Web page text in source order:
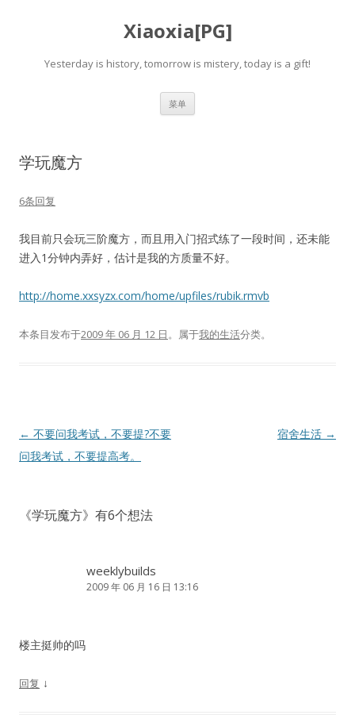
Xiaoxia[PG]
Yesterday is history, tomorrow is mistery, today is a gift!
菜单
学玩魔方
6条回复
我目前只会玩三阶魔方，而且用入门招式练了一段时间，还未能
进入1分钟内弄好，估计是我的方质量不好。
http://home.xxsyzx.com/home/upfiles/rubik.rmvb
本条目发布于2009 年 06 月 12 日。属于我的生活分类。
文
章
← 不要问我考试，不要提?不要
问我考试，不要提高考。
宿舍生活 →
《学玩魔方》有6个想法
weeklybuilds
2009 年 06 月 16 日 13:16
楼主挺帅的吗
回复 ↓